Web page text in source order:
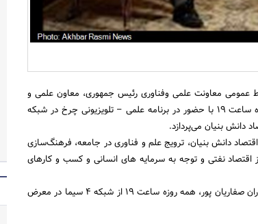
عمومی معاونت علمی وفناوری رئیس جمهوری، معاون علمی و
فناوری رئیس جمهور روز دوشنبه، بیست و پنجم مرداد ماه ساعت 19 با حضور در برنامه علمی – تلویزیونی چرخ در شبکه
دانش بنیان، ترویج علم و فناوری در جامعه، فرهنگ‌سازی
اقتصاد نفتی و توجه به سرمایه های انسانی و کسب و کارهای
گفتنی‌ست؛ برنامه علمی چرخ به تهیه کنندگی و اجرای برادران صفاریان پور، همه روزه ساعت 19 از شبکه 4 سیما در معرض